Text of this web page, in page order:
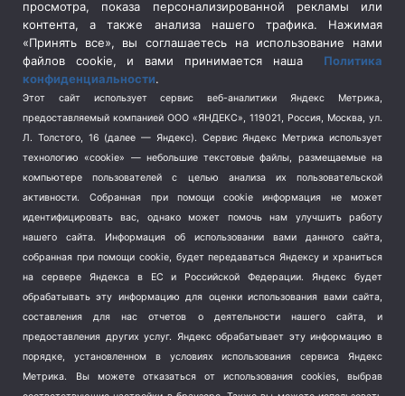
Социальная политика
(3)
Спецоперация в Украине
Спецоперация на Украине
(404)
Спорт (740)
Терроризм (1)
Транспорт (262)
Туризм (178)
Школа и спорт (2)
Экология (8)
Экономика (1172)
просмотра, показа персонализированной рекламы или
контента, а также анализа нашего трафика. Нажимая
«Принять все», вы соглашаетесь на использование нами
файлов cookie, и вами принимается наша Политика
конфиденциальности.
Этот сайт использует сервис веб-аналитики Яндекс Метрика,
предоставляемый компанией ООО «ЯНДЕКС», 119021, Россия, Москва, ул.
Л. Толстого, 16 (далее — Яндекс). Сервис Яндекс Метрика использует
технологию «cookie» — небольшие текстовые файлы, размещаемые на
компьютере пользователей с целью анализа их пользовательской
активности.
Собранная при помощи cookie информация не может
идентифицировать вас, однако может помочь нам улучшить работу
нашего сайта. Информация об использовании вами данного сайта,
собранная при помощи cookie, будет передаваться Яндексу и храниться
на сервере Яндекса в ЕС и Российской Федерации. Яндекс будет
обрабатывать эту информацию для оценки использования вами сайта,
составления для нас отчетов о деятельности нашего сайта, и
предоставления других услуг. Яндекс обрабатывает эту информацию в
порядке, установленном в условиях использования сервиса Яндекс
Метрика.
Вы можете отказаться от использования cookies, выбрав